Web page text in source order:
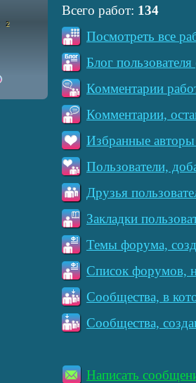
Всего работ: 134
Посмотреть все
Блог
Комментарии
Комментарии,
Избранные авторы
Пользователи,
Друзья
Закладки
Темы форума,
Список форумов,
Сообщества, в
Сообщества,
Написать
2